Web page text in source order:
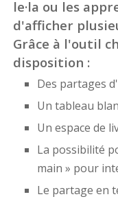
le·la ou les
d'afficher
Grâce à l'outil
disposition :
Des partages
Un tableau
Un espace de
La possibilité
main » pour
Le partage en